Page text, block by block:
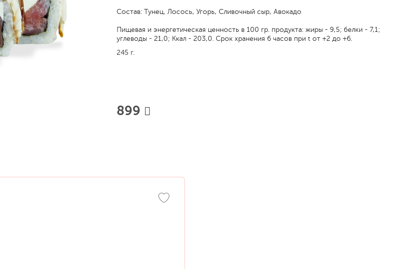
Состав: Тунец, Лосось, Угорь, Сливочный сыр, Авокадо
Пищевая и энергетическая ценность в 100 гр. продукта: жиры - 9,5; белки - 7,1;
углеводы - 21,0; Ккал - 203,0. Срок хранения 6 часов при t от +2 до +6.
245 г.
899